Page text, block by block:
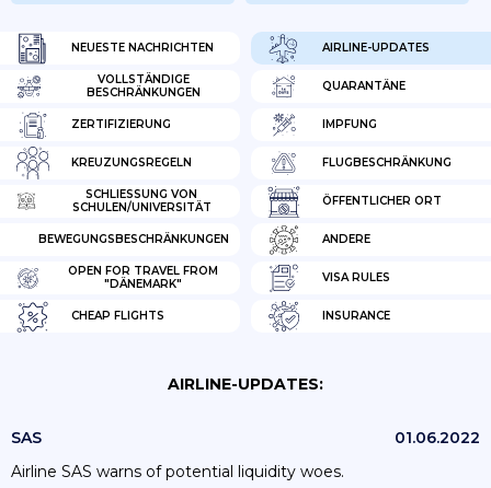
NEUESTE NACHRICHTEN AIRLINE-UPDATES
VOLLSTÄNDIGE
BESCHRÄNKUNGEN
QUARANTÄNE
ZERTIFIZIERUNG IMPFUNG
KREUZUNGSREGELN FLUGBESCHRÄNKUNG
SCHLIESSUNG VON S
CHULEN/UNIVERSITÄT
ÖFFENTLICHER ORT
BEWEGUNGSBESCHRÄNKUNGEN ANDERE
OPEN FOR TRAVEL FROM
"DÄNEMARK"
VISA RULES
CHEAP FLIGHTS INSURANCE
AIRLINE-UPDATES:
SAS
01.06.2022
Airline SAS warns of potential liquidity woes.